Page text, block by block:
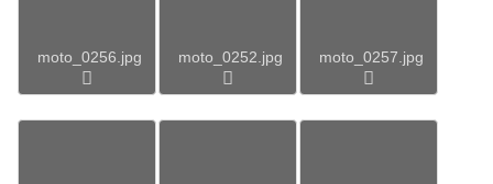
moto_0256.jpg moto_0252.jpg moto_0257.jpg